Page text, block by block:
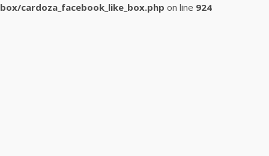
box/cardoza_facebook_like_box.php on line 924